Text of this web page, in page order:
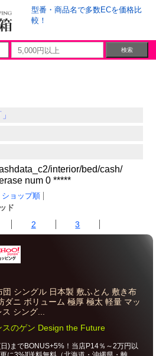
型番・商品名で多数ECを価格比
較！
interior/bed/cash/
num 0 *****
ショップ順
ド
2 3
団 シングル 日本製 敷ふとん 敷き布
ダニ ボリューム 極厚 極太 軽量 マッ
ス シング...
スのゲン Design the Future
日)までBONUS+5%！当店P14％～2万円以